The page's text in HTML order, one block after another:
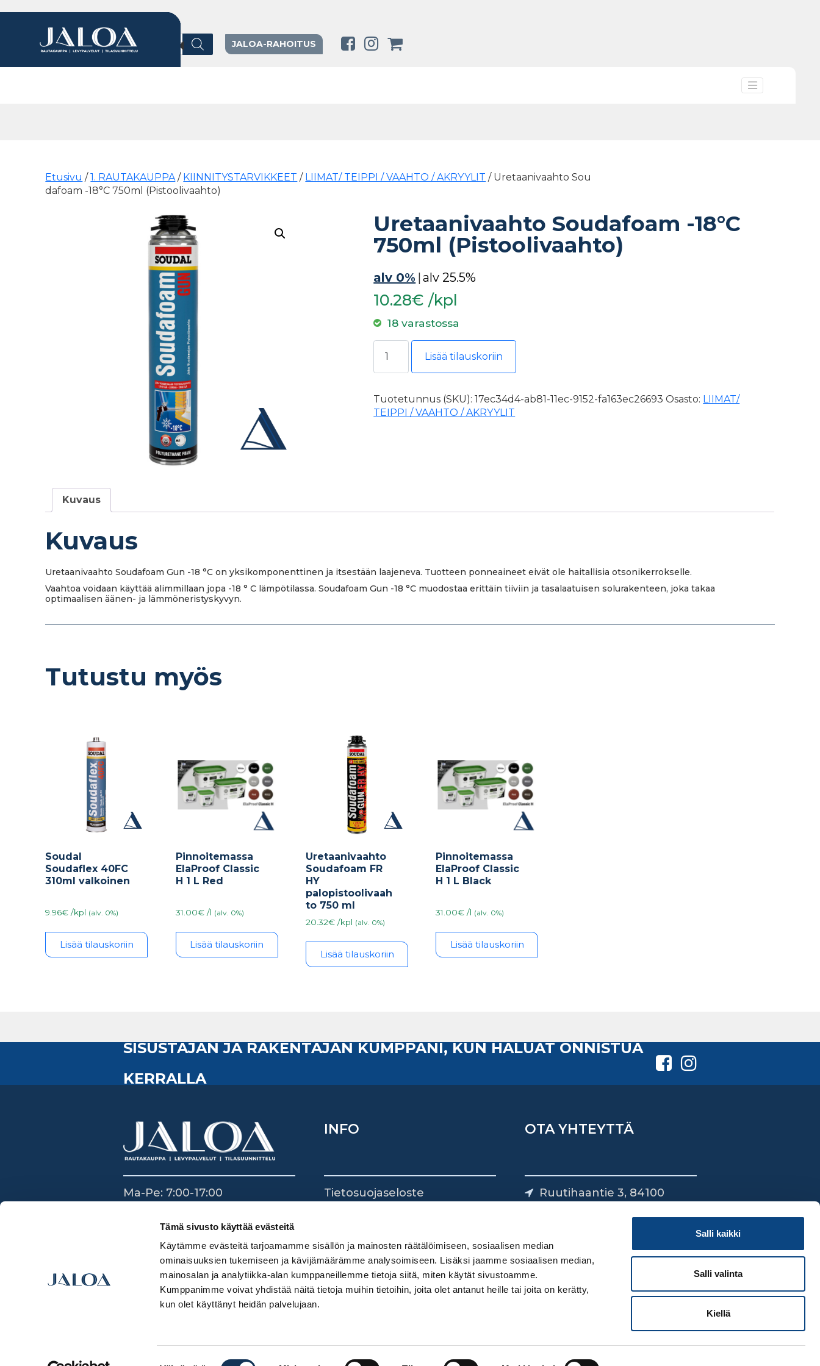
Tämä sivusto käyttää evästeitä
Käytämme evästeitä tarjoamamme sisällön ja mainosten räätälöimiseen, sosiaalisen median
ominaisuuksien tukemiseen ja kävijämäärämme analysoimiseen. Lisäksi jaamme sosiaalisen median,
mainosalan ja analytiikka-alan kumppaneillemme tietoja siitä, miten käytät sivustoamme.
Kumppanimme voivat yhdistää näitä tietoja muihin tietoihin, joita olet antanut heille tai joita on kerätty,
kun olet käyttänyt heidän palvelujaan.
Salli kaikki
Salli valinta
Kiellä
Products search
JALOA-RAHOITUS
Etusivu /1. RAUTAKAUPPA / KIINNITYSTARVIKKEET / LIIMAT/ TEIPPI / VAAHTO / AKRYYLIT / Uretaanivaahto Sou
dafoam -18°C 750ml (Pistoolivaahto)
Uretaanivaahto Soudafoam -18°C
750ml (Pistoolivaahto)
alv 0% |alv 25.5%
10.28€ /kpl
18 varastossa
Uretaanivaahto Soudafoam -18°C 750ml (Pistoolivaahto) määrä
Lisää tilauskoriin
Tuotetunnus (SKU):17ec34d4-ab81-11ec-9152-fa163ec26693 Osasto: LIIMAT/
TEIPPI / VAAHTO / AKRYYLIT
Kuvaus
Kuvaus
Uretaanivaahto Soudafoam Gun -18 °C on yksikomponenttinen ja itsestään laajeneva. Tuotteen ponneaineet eivät ole haitallisia otsonikerrokselle.
Vaahtoa voidaan käyttää alimmillaan jopa -18 ° C lämpötilassa. Soudafoam Gun -18 °C muodostaa erittäin tiiviin ja tasalaatuisen solurakenteen, joka takaa
optimaalisen äänen- ja lämmöneristyskyvyn.
Tutustu myös
Soudal
Soudaflex 40FC
310ml valkoinen
9.96€ /kpl (alv. 0%)
Lisää tilauskoriin
Pinnoitemassa
ElaProof Classic
H 1 L Red
31.00€ /l (alv. 0%)
Lisää tilauskoriin
Uretaanivaahto
Soudafoam FR
HY
palopistoolivaah
to 750 ml
20.32€ /kpl (alv. 0%)
Lisää tilauskoriin
Pinnoitemassa
ElaProof Classic
H 1 L Black
31.00€ /l (alv. 0%)
Lisää tilauskoriin
SISUSTAJAN JA RAKENTAJAN KUMPPANI, KUN HALUAT ONNISTUA
KERRALLA
Ma-Pe: 7:00-17:00
Su: Suljettu
INFO
Tietosuojaseloste
OTA YHTEYTTÄ
Ruutihaantie 3, 84100